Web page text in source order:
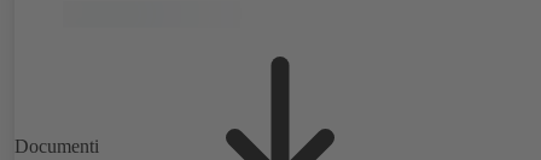
Documenti